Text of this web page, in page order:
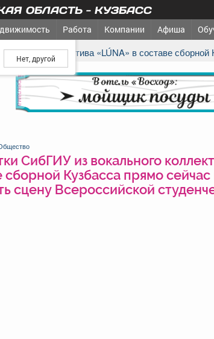
ОБЛАСТЬ - КУЗБАСС
город? Работа Компании Афиша
коллектива «LÚNA» в составе
реклама
СибГИУ из вокального
сборной Кузбасса прямо сейчас
сцену Всероссийской